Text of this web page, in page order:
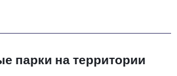
парки на территории